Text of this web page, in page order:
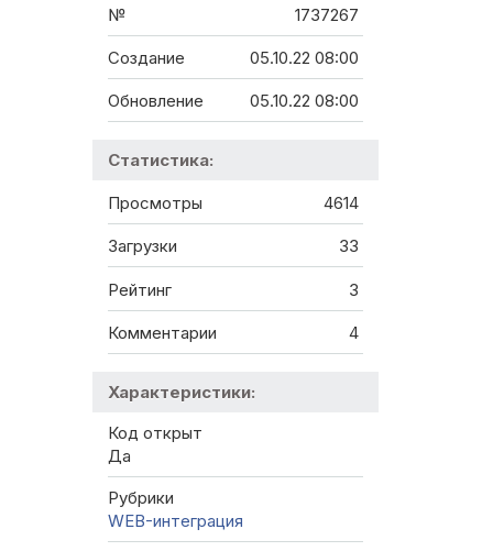
№ 1737267
Создание 05.10.22 08:00
Обновление 05.10.22 08:00
Статистика:
Просмотры 4614
Загрузки 33
Рейтинг 3
Комментарии 4
Характеристики:
Код открыт
Да
Рубрики
WEB-интеграция